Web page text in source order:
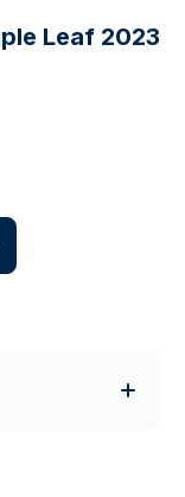
Leaf 2023